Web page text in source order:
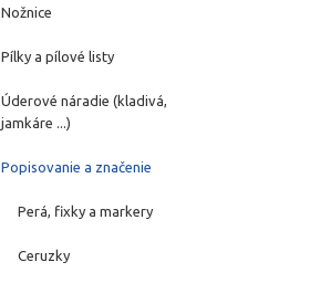
Nožnice
Pílky a pílové listy
Úderové náradie (kladivá,
jamkáre ...)
Popisovanie a značenie
Perá, fixky a markery
Ceruzky